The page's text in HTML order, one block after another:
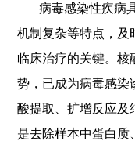
病毒感染性疾病
机制复杂等特点，及
临床治疗的关键。核
势，已成为病毒感染
酸提取、扩增反应及
是去除样本中蛋白质